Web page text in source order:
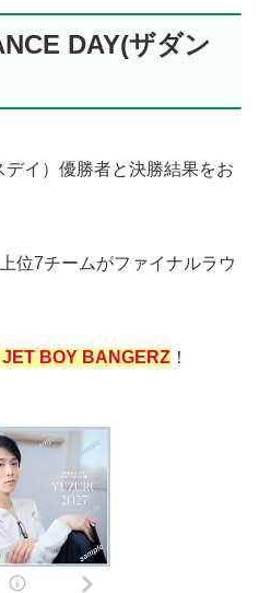
DAY(ザダン
イ）優勝者と決勝結果をお
位7チームがファイナルラウ
BOY BANGERZ ！